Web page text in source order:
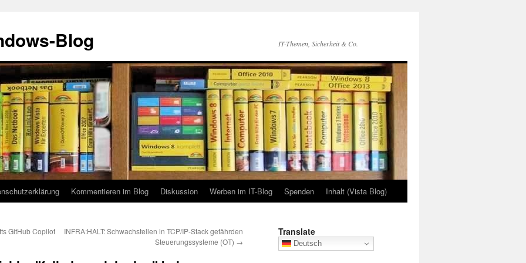
Blog IT-Themen, Sicherheit & Co.
Kommentieren im Blog Diskussion Werben im IT-Blog Spenden Inhalt (Vista Blog)
GitHub Copilot
INFRA:HALT: Schwachstellen in TCP/IP-Stack gefährden
Steuerungssysteme (OT) →
Translate
Deutsch